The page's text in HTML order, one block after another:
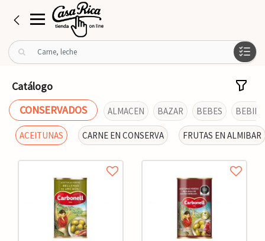
B
u
r
p
Catálogo
CONSERVADOS
ALMACEN BAZAR BEBES
ACEITUNAS CARNE EN CONSERVA FRUTAS EN ALMIBAR